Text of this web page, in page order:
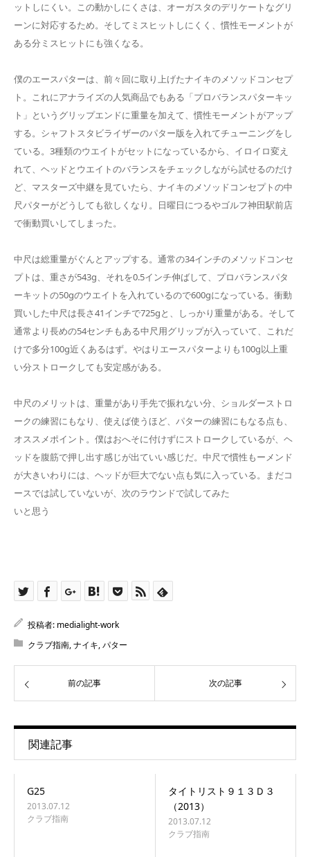
ットしにくい。この動かしにくさは、オーガスタのデリケートなグリ
ーンに対応するため。そしてミスヒットしにくく、慣性モーメントが
ある分ミスヒットにも強くなる。
僕のエースパターは、前々回に取り上げたナイキのメソッドコンセプ
ト。これにアナライズの人気商品でもある「プロバランスパターキッ
ト」というグリップエンドに重量を加えて、慣性モーメントがアップ
する。シャフトスタビライザーのパター版を入れてチューニングをし
ている。3種類のウエイトがセットになっているから、イロイロ変え
れて、ヘッドとウエイトのバランスをチェックしながら試せるのだけ
ど、マスターズ中継を見ていたら、ナイキのメソッドコンセプトの中
尺パターがどうしても欲しくなり。日曜日につるやゴルフ神田駅前店
で衝動買いしてしまった。
中尺は総重量がぐんとアップする。通常の34インチのメソッドコンセ
プトは、重さが543g、それを0.5インチ伸ばして、プロバランスパタ
ーキットの50gのウエイトを入れているので600gになっている。衝動
買いした中尺は長さ41インチで725gと、しっかり重量がある。そして
通常より長めの54センチもある中尺用グリップが入っていて、これだ
けで多分100g近くあるはず。やはりエースパターよりも100g以上重
い分ストロークしても安定感がある。
中尺のメリットは、重量があり手先で振れない分、ショルダーストロ
ークの練習にもなり、使えば使うほど、パターの練習にもなる点も、
オススメポイント。僕はおへそに付けずにストロークしているが、ヘ
ッドを腹筋で押し出す感じが出ていい感じだ。中尺で慣性もーメンド
が大きいわりには、ヘッドが巨大でない点も気に入っている。まだコ
ースでは試していないが、次のラウンドで試してみた
いと思う
投稿者: medialight-work
クラブ指南,ナイキ,パター
前の記事 次の記事
関連記事
G25
2013.07.12
クラブ指南
タイトリスト９１３Ｄ３
（2013）
2013.07.12
クラブ指南